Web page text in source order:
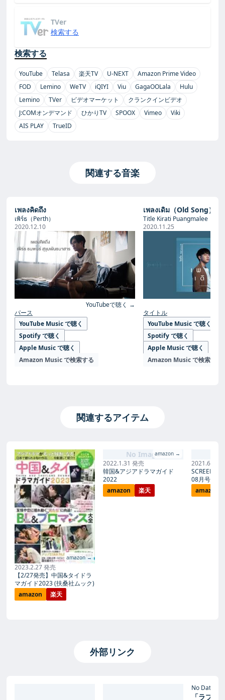
TVer
検索する
検索する
YouTube Telasa 楽天TV U-NEXT
Amazon Prime Video
FOD
Lemino WeTV iQIYI Viu GagaOOLala
Hulu
Lemino
TVer ビデオマーケット
クランクインビデオ
J:COMオンデマンド
ひかりTV SPOOX Vimeo
Viki
AIS PLAY
TrueID
関連する音楽
เพลงคิดถึง
เพิร์ธ（Perth）
2020.12.10
YouTubeで聴く →
パース
YouTube Music で聴く
Spotify で聴く
Apple Music で聴く
Amazon Music で検索する
เพลงเดิม（Old Song）
Title Kirati Puangmalee
2020.11.25
タイトル
YouTube Music で聴く
Spotify で聴く
Apple Music で聴く
Amazon Music で検索する
関連するアイテム
amazon →
2023.2.27 発売
【2/27発売】中国&タイドラ
マガイド2023 (扶桑社ムック)
amazon
楽天
No Imageamazon →
2022.1.31 発売
韓国&アジアドラマガイド
2022
amazon
楽天
2021.6.21
SCREEN(
08月号
amazon
外部リンク
No Date
「ラブ・